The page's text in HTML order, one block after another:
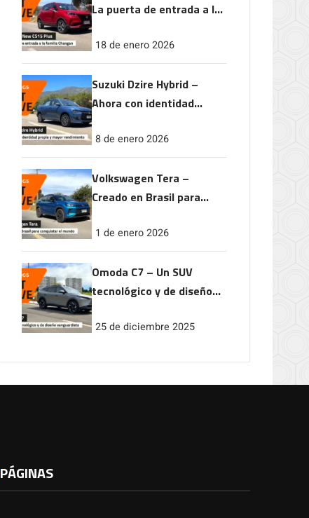
La puerta de entrada a la
18 de enero 2026
Suzuki Dzire Hybrid –
Ahora con identidad
rendimiento
8 de enero 2026
Volkswagen Tera –
Creado en Brasil para
1 de enero 2026
Omoda C7 – Un SUV
tecnológico y de diseño
25 de diciembre 2025
PÁGINAS